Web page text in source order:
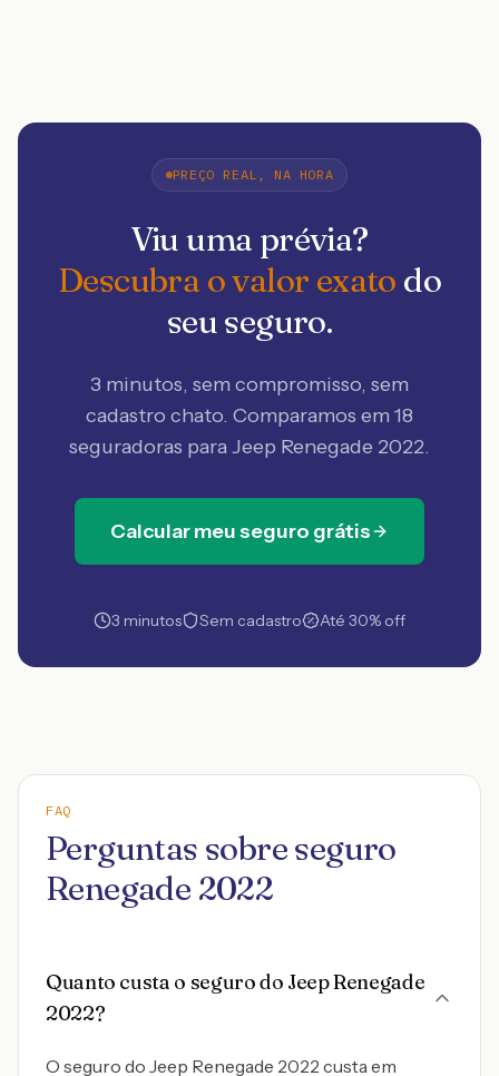
PREÇO REAL, NA HORA
Viu uma prévia?
Descubra o valor exato do
seu seguro.
3 minutos, sem compromisso, sem
cadastro chato. Comparamos em 18
seguradoras para Jeep Renegade 2022.
Calcular meu seguro grátis
3 minutos Sem cadastro Até 30% off
FAQ
Perguntas sobre seguro
Renegade 2022
Quanto custa o seguro do Jeep Renegade
2022?
O seguro do Jeep Renegade 2022 custa em